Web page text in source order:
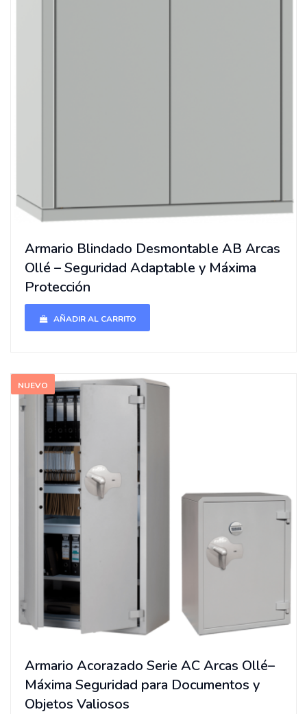
Armario Blindado Desmontable AB Arcas
Ollé – Seguridad Adaptable y Máxima
Protección
AÑADIR AL CARRITO
NUEVO
Armario Acorazado Serie AC Arcas Ollé–
Máxima Seguridad para Documentos y
Objetos Valiosos